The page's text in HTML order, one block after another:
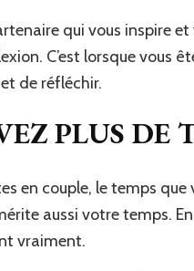
qui vous inspire
C’est lorsque vous
de réfléchir.
PLUS DE
en couple, le temps
aussi votre temps.
vraiment.